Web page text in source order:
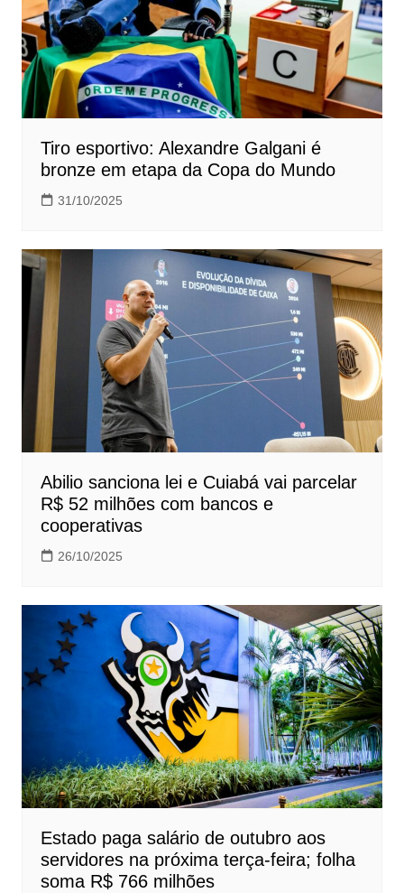
Tiro esportivo: Alexandre Galgani é
bronze em etapa da Copa do Mundo
31/10/2025
Abilio sanciona lei e Cuiabá vai parcelar
R$ 52 milhões com bancos e
cooperativas
26/10/2025
Estado paga salário de outubro aos
servidores na próxima terça-feira; folha
soma R$ 766 milhões